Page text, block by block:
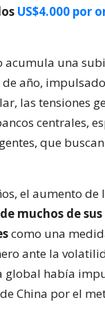
US$4.000 por
acumula una
de año,
las tensiones
centrales,
que
el aumento de
muchos de
como una
ante la
global había
China por el